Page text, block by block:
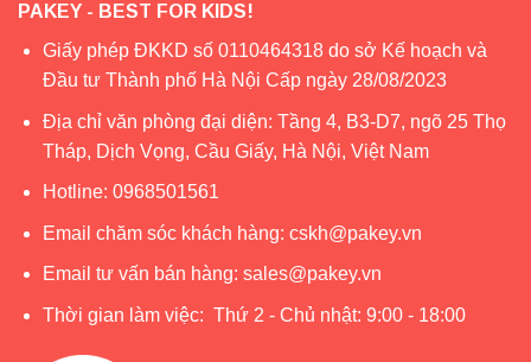
để vệ sinh sàn khi cần.
– Miếng hút chân không được đặt ở phía dưới của bộ
khung quây, có tác dụng cố định vị trí và không bị dịch
chuyển trong khi bé chơi.
PAKEY - BEST FOR KIDS!
Giấy phép ĐKKD số 0110464318 do sở Kế hoạch và
Đầu tư Thành phố Hà Nội Cấp ngày 28/08/2023
Địa chỉ văn phòng đại diện: Tầng 4, B3-D7, ngõ 25 Thọ
Tháp, Dịch Vọng, Cầu Giấy, Hà Nội, Việt Nam
Hotline: 0968501561
Email chăm sóc khách hàng: cskh@pakey.vn
Email tư vấn bán hàng: sales@pakey.vn
Thời gian làm việc: Thứ 2 - Chủ nhật: 9:00 - 18:00